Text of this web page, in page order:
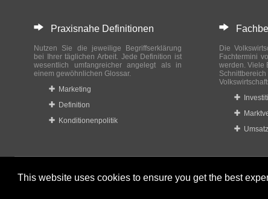
This website uses cookies to ensure you get the best
Praxisnahe Definitionen
Nutzen Sie die jeweilige Begriffserklärung
bei Ihrer täglichen Arbeit. Jede Definition ist
wesentlich umfangreicher angelegt als in
einem gewöhnlichen Glossar.
Marketing
Definition
Konditionenpolitik
Die
Fachtermini
werden. Viele